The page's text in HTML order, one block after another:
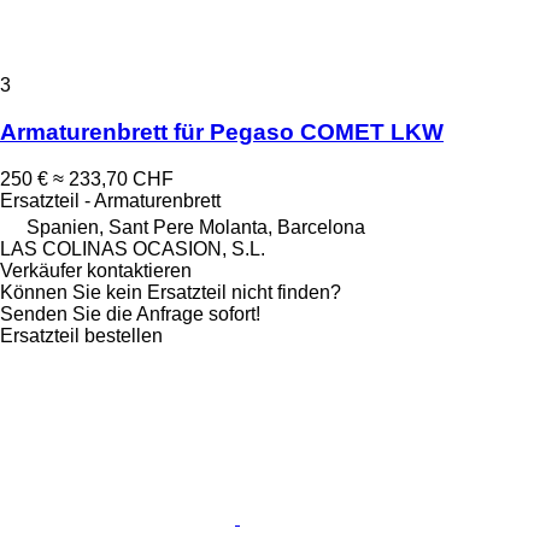
3
Armaturenbrett für Pegaso COMET LKW
250 € ≈ 233,70 CHF
Ersatzteil - Armaturenbrett
Spanien, Sant Pere Molanta, Barcelona
LAS COLINAS OCASION, S.L.
Verkäufer kontaktieren
Können Sie kein Ersatzteil nicht finden?
Senden Sie die Anfrage sofort!
Ersatzteil bestellen